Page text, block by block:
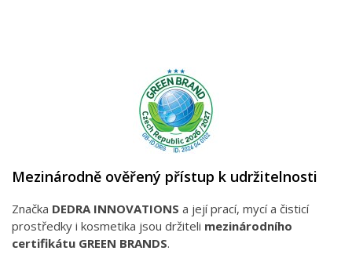
Mezinárodně ověřený přístup k udržitelnosti
Značka DEDRA INNOVATIONS a její prací, mycí a čisticí
prostředky i kosmetika jsou držiteli mezinárodního
certifikátu GREEN BRANDS.